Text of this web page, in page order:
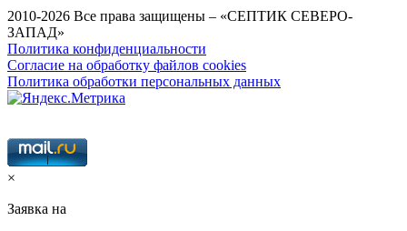
2010-2026 Все права защищены – «СЕПТИК СЕВЕРО-
ЗАПАД»
Политика конфиденциальности
Согласие на обработку файлов cookies
Политика обработки персональных данных
×
Заявка на